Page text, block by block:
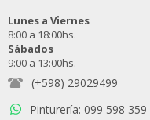
Lunes a Viernes
8:00 a 18:00hs.
Sábados
9:00 a 13:00hs.
(+598) 29029499
Pinturería: 099 598 359